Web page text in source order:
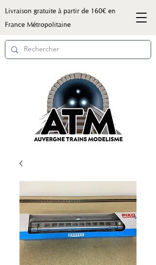
Livraison gratuite à partir de 160€ en
France Métropolitaine